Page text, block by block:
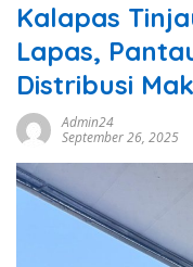
Kalapas
Lapas,
Distribusi
Admin24
September 26, 2025